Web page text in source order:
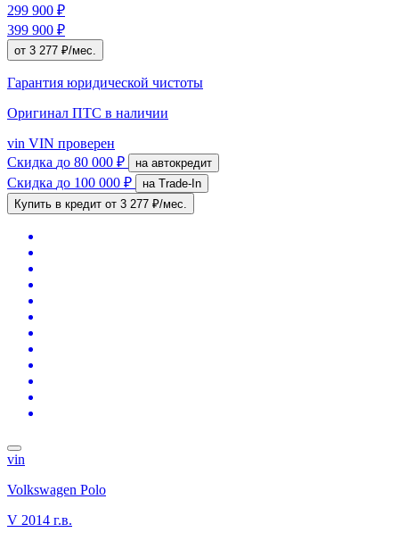
299 900 ₽
399 900 ₽
от 3 277 ₽/мес.
Гарантия юридической чистоты
Оригинал ПТС в наличии
vin VIN проверен
Скидка до 80 000 ₽ на автокредит
Скидка до 100 000 ₽
на Trade-In
Купить в кредит от 3 277 ₽/мес.
vin
Volkswagen Polo
V 2014 г.в.